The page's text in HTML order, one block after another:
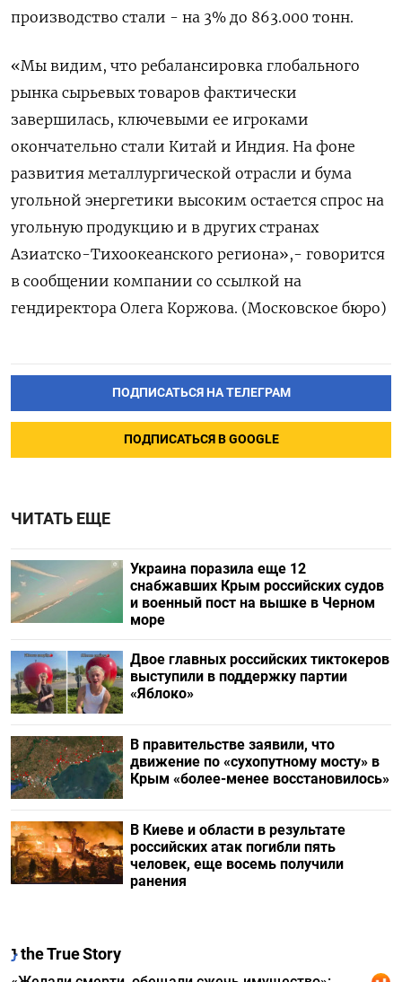
производство стали - на 3% до 863.000 тонн.
«Мы видим, что ребалансировка глобального
рынка сырьевых товаров фактически
завершилась, ключевыми ее игроками
окончательно стали Китай и Индия. На фоне
развития металлургической отрасли и бума
угольной энергетики высоким остается спрос на
угольную продукцию и в других странах
Азиатско-Тихоокеанского региона»,- говорится
в сообщении компании со ссылкой на
гендиректора Олега Коржова. (Московское бюро)
ПОДПИСАТЬСЯ НА ТЕЛЕГРАМ
ПОДПИСАТЬСЯ В GOOGLE
ЧИТАТЬ ЕЩЕ
Украина поразила еще 12
снабжавших Крым российских судов
и военный пост на вышке в Черном
море
Двое главных российских тиктокеров
выступили в поддержку партии
«Яблоко»
В правительстве заявили, что
движение по «сухопутному мосту» в
Крым «более-менее восстановилось»
В Киеве и области в результате
российских атак погибли пять
человек, еще восемь получили
ранения